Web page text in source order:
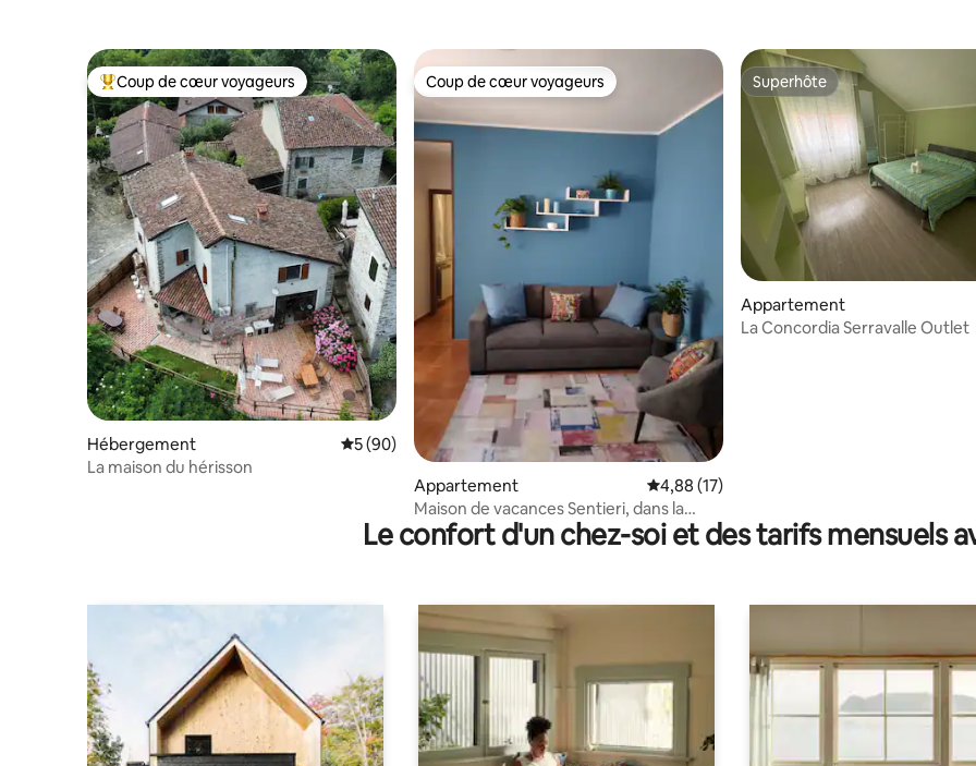
Coups de cœur voyageurs les plus appréciés
Coup de cœur voyageurs
Hébergement Évaluation moyenne sur la base de 90 commentaires : 5 sur 5
5 (90)
La maison du hérisson
Coup de cœur voyageurs
Coup de cœur voyageurs
Appartement Évaluation moyenne sur la base de 17
4,88 (17)
Maison de vacances Sentieri, dans la
verdure de l'Oltrepò
Superhôte
Superhôte
Appartement
La Concordia Serravalle Outlet
Le confort d'un chez-soi et des tarifs mensuels